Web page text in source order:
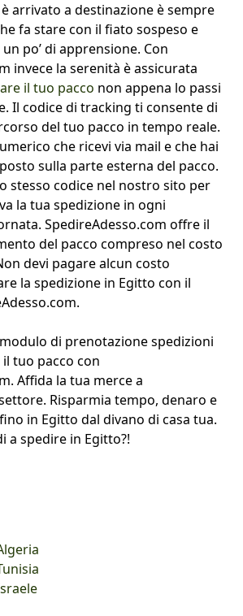
arrivato a destinazione è sempre
fa stare con il fiato sospeso e
po’ di apprensione. Con
invece la serenità è assicurata
il tuo pacco non appena lo passi
Il codice di tracking ti consente di
del tuo pacco in tempo reale.
che ricevi via mail e che hai
sulla parte esterna del pacco.
stesso codice nel nostro sito per
la tua spedizione in ogni
SpedireAdesso.com offre il
del pacco compreso nel costo
devi pagare alcun costo
la spedizione in Egitto con il
di prenotazione spedizioni
tuo pacco con
Affida la tua merce a
Risparmia tempo, denaro e
in Egitto dal divano di casa tua.
a spedire in Egitto?!